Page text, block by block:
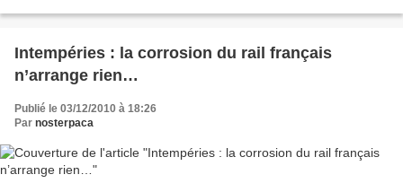
Intempéries : la corrosion du rail français
n’arrange rien…
Publié le 03/12/2010 à 18:26
Par nosterpaca